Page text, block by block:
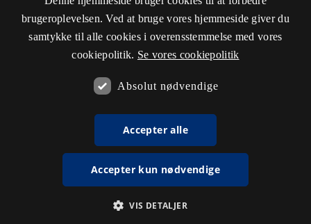
brugeroplevelsen. Ved at bruge vores hjemmeside giver du
samtykke til alle cookies i overensstemmelse med vores
cookiepolitik. Se vores cookiepolitik
Absolut nødvendige
Accepter alle
Accepter kun nødvendige
VIS DETALJER